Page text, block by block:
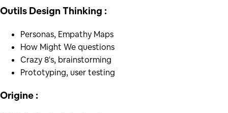
Outils Design Thinking :
Personas, Empathy Maps
How Might We questions
Crazy 8's, brainstorming
Prototyping, user testing
Origine :